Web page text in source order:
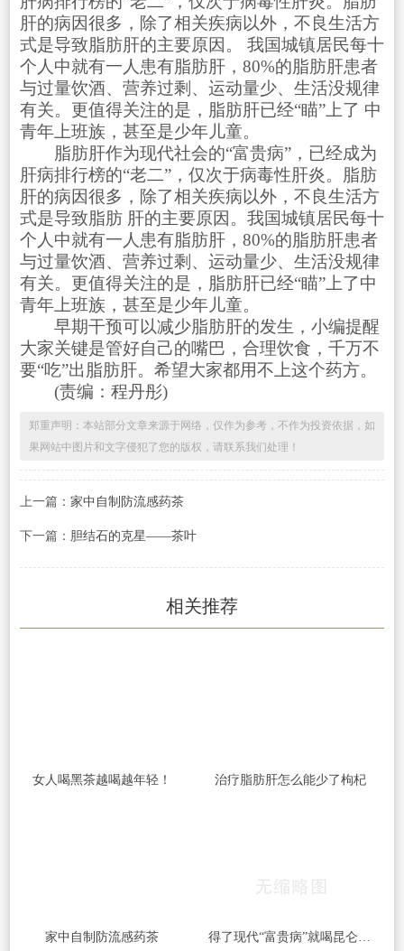
肝的病因很多，除了相关疾病以外，不良生活方
式是导致脂肪肝的主要原因。 我国城镇居民每十
个人中就有一人患有脂肪肝，80%的脂肪肝患者
与过量饮酒、营养过剩、运动量少、生活没规律
有关。更值得关注的是，脂肪肝已经“瞄”上了 中
青年上班族，甚至是少年儿童。
脂肪肝作为现代社会的“富贵病”，已经成为
肝病排行榜的“老二”，仅次于病毒性肝炎。脂肪
肝的病因很多，除了相关疾病以外，不良生活方
式是导致脂肪 肝的主要原因。我国城镇居民每十
个人中就有一人患有脂肪肝，80%的脂肪肝患者
与过量饮酒、营养过剩、运动量少、生活没规律
有关。更值得关注的是，脂肪肝已经“瞄”上了中
青年上班族，甚至是少年儿童。
早期干预可以减少脂肪肝的发生，小编提醒
大家关键是管好自己的嘴巴，合理饮食，千万不
要“吃”出脂肪肝。希望大家都用不上这个药方。
(责编：程丹彤)
郑重声明：本站部分文章来源于网络，仅作为参考，不作为投资依据，如
果网站中图片和文字侵犯了您的版权，请联系我们处理！
上一篇： 家中自制防流感药茶
下一篇： 胆结石的克星——茶叶
相关推荐
女人喝黑茶越喝越年轻！ 治疗脂肪肝怎么能少了枸杞
家中自制防流感药茶